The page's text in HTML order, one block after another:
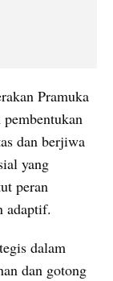
Pramuka
dan berjiwa
yang
peran
adaptif.
dalam
dan gotong